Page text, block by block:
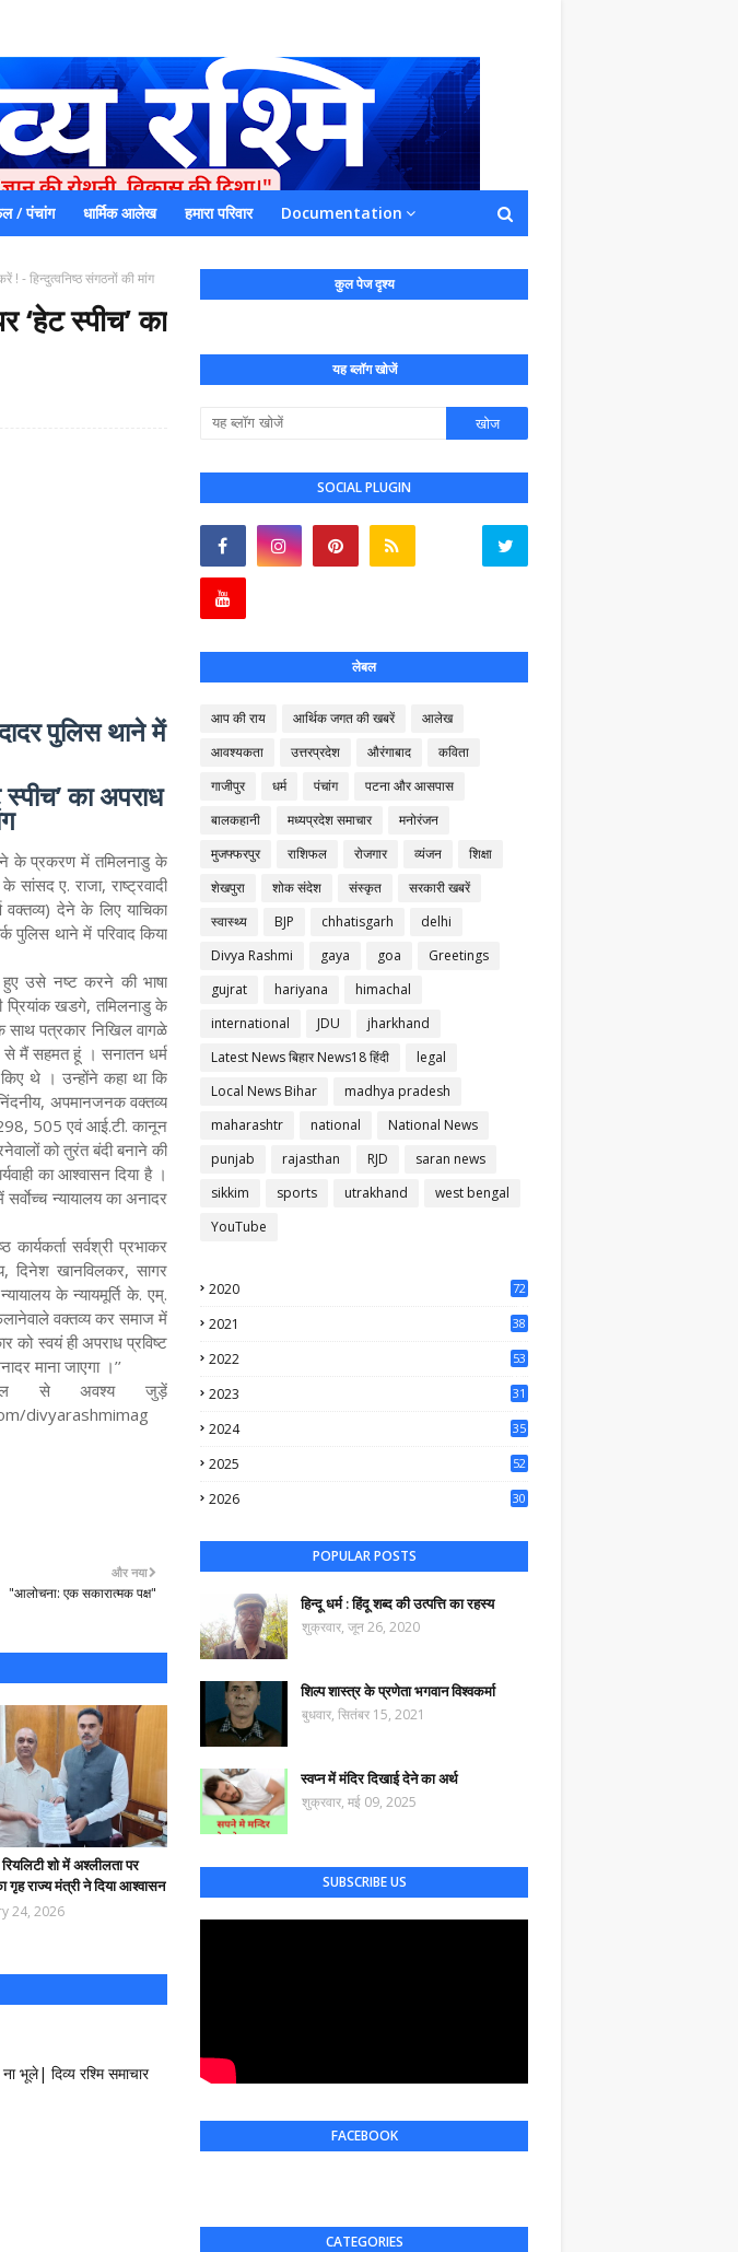
के आपसी सहयोग के द्वारा प्रकाशित किया जाता है अपना सहयोग हमारे इस खाते
/ पंचांग धार्मिक आलेख हमारा परिवार Documentation
! - हिन्दुत्वनिष्ठ संगठनों की मांग
‘हेट स्पीच’ का
पुलिस थाने में
का अपराध
के प्रकरण में तमिलनाडु के
ए. राजा, राष्ट्रवादी
वक्तव्य) देने के लिए याचिका
पुलिस थाने में परिवाद किया
हुए उसे नष्ट करने की भाषा
प्रियांक खडगे, तमिलनाडु के
साथ पत्रकार निखिल वागळे
से मैं सहमत हूं । सनातन धर्म
किए थे । उन्होंने कहा था कि
अपमानजनक वक्तव्य
505 एवं आई.टी. कानून
को तुरंत बंदी बनाने की
का आश्वासन दिया है ।
सर्वाेच्च न्यायालय का अनादर
सर्वश्री प्रभाकर
दिनेश खानविलकर, सागर
के न्यायमूर्ति के. एम्.
वक्तव्य कर समाज में
को स्वयं ही अपराध प्रविष्ट
माना जाएगा ।’’
से अवश्य जुड़ें
divyarashmimag
और नया
"आलोचना: एक सकारात्मक पक्ष"
शो में अश्लीलता पर
गृह राज्य मंत्री ने दिया आश्वासन
24, 2026
भूले| दिव्य रश्मि समाचार
कुल पेज दृश्य
यह ब्लॉग खोजें
SOCIAL PLUGIN
लेबल
आप की राय आर्थिक जगत की खबरें
आलेख
आवश्यकता
उत्तरप्रदेश औरंगाबाद
कविता
गाजीपुर
धर्म पंचांग
पटना और आसपास
बालकहानी
मध्यप्रदेश समाचार
मनोरंजन
मुजफ्फरपुर
राशिफल रोजगार व्यंजन
शिक्षा
शेखपुरा
शोक संदेश संस्कृत
सरकारी खबरें
स्वास्थ्य
BJP chhatisgarh
delhi
Divya Rashmi
gaya goa
Greetings
gujrat
hariyana
himachal
international
JDU
jharkhand
Latest News बिहार News18 हिंदी
legal
Local News Bihar
madhya pradesh
maharashtr
national
National News
punjab
rajasthan RJD
saran news
sikkim
sports utrakhand
west bengal
YouTube
2020
72
2021
38
2022
53
2023
31
2024
35
2025
52
2026
30
POPULAR POSTS
हिन्दू धर्म : हिंदू शब्द की उत्पत्ति का रहस्य
शुक्रवार, जून 26, 2020
शिल्प शास्त्र के प्रणेता भगवान विश्वकर्मा
बुधवार, सितंबर 15, 2021
स्वप्न में मंदिर दिखाई देने का अर्थ
शुक्रवार, मई 09, 2025
SUBSCRIBE US
FACEBOOK
CATEGORIES